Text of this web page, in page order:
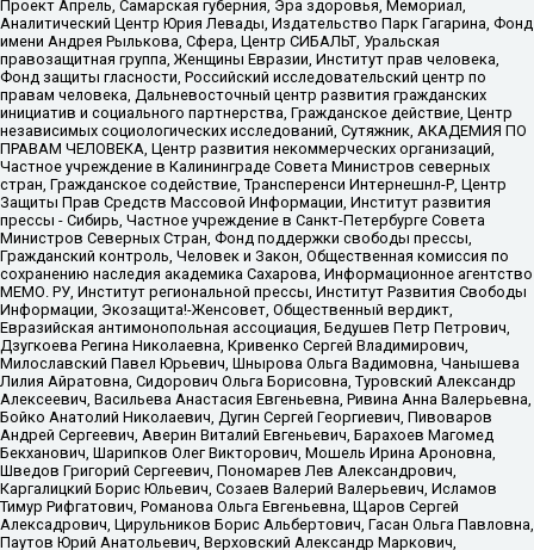
Проект Апрель, Самарская губерния, Эра здоровья, Мемориал,
Аналитический Центр Юрия Левады, Издательство Парк Гагарина, Фонд
имени Андрея Рылькова, Сфера, Центр СИБАЛЬТ, Уральская
правозащитная группа, Женщины Евразии, Институт прав человека,
Фонд защиты гласности, Российский исследовательский центр по
правам человека, Дальневосточный центр развития гражданских
инициатив и социального партнерства, Гражданское действие, Центр
независимых социологических исследований, Сутяжник, АКАДЕМИЯ ПО
ПРАВАМ ЧЕЛОВЕКА, Центр развития некоммерческих организаций,
Частное учреждение в Калининграде Совета Министров северных
стран, Гражданское содействие, Трансперенси Интернешнл-Р, Центр
Защиты Прав Средств Массовой Информации, Институт развития
прессы - Сибирь, Частное учреждение в Санкт-Петербурге Совета
Министров Северных Стран, Фонд поддержки свободы прессы,
Гражданский контроль, Человек и Закон, Общественная комиссия по
сохранению наследия академика Сахарова, Информационное агентство
МЕМО. РУ, Институт региональной прессы, Институт Развития Свободы
Информации, Экозащита!-Женсовет, Общественный вердикт,
Евразийская антимонопольная ассоциация, Бедушев Петр Петрович,
Дзугкоева Регина Николаевна, Кривенко Сергей Владимирович,
Милославский Павел Юрьевич, Шнырова Ольга Вадимовна, Чанышева
Лилия Айратовна, Сидорович Ольга Борисовна, Туровский Александр
Алексеевич, Васильева Анастасия Евгеньевна, Ривина Анна Валерьевна,
Бойко Анатолий Николаевич, Дугин Сергей Георгиевич, Пивоваров
Андрей Сергеевич, Аверин Виталий Евгеньевич, Барахоев Магомед
Бекханович, Шарипков Олег Викторович, Мошель Ирина Ароновна,
Шведов Григорий Сергеевич, Пономарев Лев Александрович,
Каргалицкий Борис Юльевич, Созаев Валерий Валерьевич, Исламов
Тимур Рифгатович, Романова Ольга Евгеньевна, Щаров Сергей
Алексадрович, Цирульников Борис Альбертович, Гасан Ольга Павловна,
Паутов Юрий Анатольевич, Верховский Александр Маркович,